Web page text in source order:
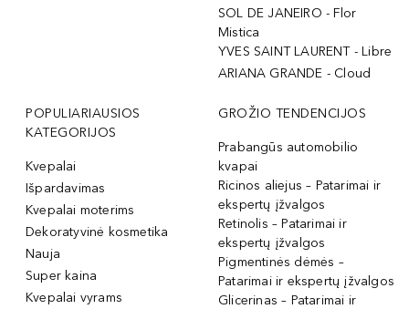
SOL DE JANEIRO - Flor
Mistica
YVES SAINT LAURENT - Libre
ARIANA GRANDE - Cloud
POPULIARIAUSIOS
KATEGORIJOS
Kvepalai
Išpardavimas
Kvepalai moterims
Dekoratyvinė kosmetika
Nauja
Super kaina
Kvepalai vyrams
GROŽIO TENDENCIJOS
Prabangūs automobilio
kvapai
Ricinos aliejus – Patarimai ir
ekspertų įžvalgos
Retinolis – Patarimai ir
ekspertų įžvalgos
Pigmentinės dėmės –
Patarimai ir ekspertų įžvalgos
Glicerinas – Patarimai ir